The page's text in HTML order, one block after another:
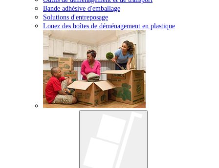
Bande adhésive d'emballage
Solutions d'entreposage
Louez des boîtes de déménagement en plastique